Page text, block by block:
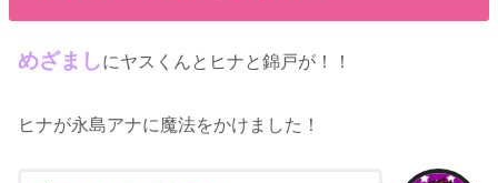
めざましにヤスくんとヒナと錦戸が！！
ヒナが永島アナに魔法をかけました！